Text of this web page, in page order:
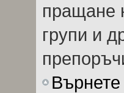
пращане
групи и